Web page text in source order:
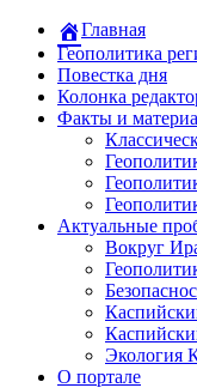
Главная
Геополитика
Повестка дня
Колонка
Факты и
Актуальные
Вокруг
Экология
О портале